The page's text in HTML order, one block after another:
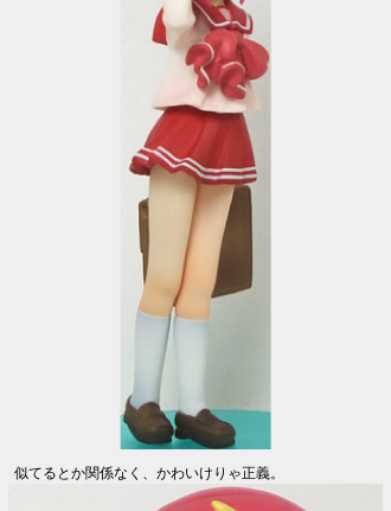
似てるとか関係なく、かわいけりゃ正義。